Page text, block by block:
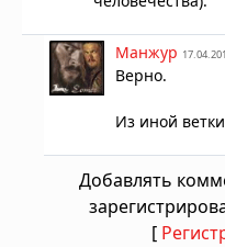
Манжур
Верно.
Из иной
Добавлять
[